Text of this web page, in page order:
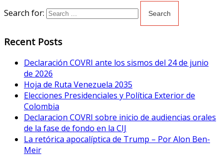
Search for:
Recent Posts
Declaración COVRI ante los sismos del 24 de junio
de 2026
Hoja de Ruta Venezuela 2035
Elecciones Presidenciales y Política Exterior de
Colombia
Declaracion COVRI sobre inicio de audiencias orales
de la fase de fondo en la CIJ
La retórica apocalíptica de Trump – Por Alon Ben-
Meir